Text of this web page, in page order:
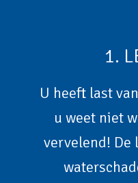
1.
U heeft last
u weet niet
vervelend! De